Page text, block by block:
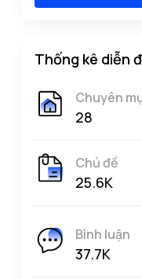
Thống kê diễn
Chuyên
28
Chủ đề
25.6K
Bình luận
37.7K